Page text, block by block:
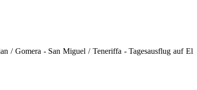
/ Gomera - San Miguel / Teneriffa - Tagesausflug auf El